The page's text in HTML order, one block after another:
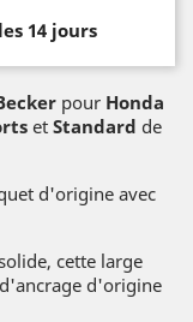
14 jours
pour Honda
et Standard de
d'origine avec
cette large
d'origine